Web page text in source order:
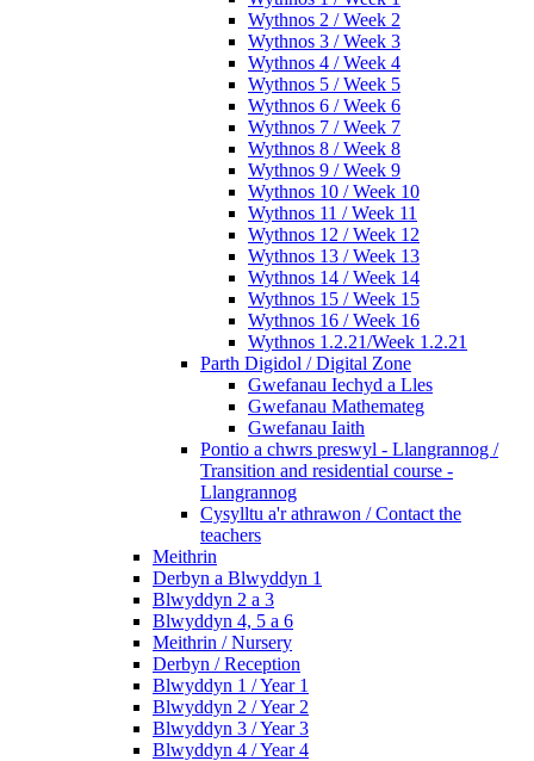
Wythnos 2 / Week 2
Wythnos 3 / Week 3
Wythnos 4 / Week 4
Wythnos 5 / Week 5
Wythnos 6 / Week 6
Wythnos 7 / Week 7
Wythnos 8 / Week 8
Wythnos 9 / Week 9
Wythnos 10 / Week 10
Wythnos 11 / Week 11
Wythnos 12 / Week 12
Wythnos 13 / Week 13
Wythnos 14 / Week 14
Wythnos 15 / Week 15
Wythnos 16 / Week 16
Wythnos 1.2.21/Week 1.2.21
Parth Digidol / Digital Zone
Gwefanau Iechyd a Lles
Gwefanau Mathemateg
Gwefanau Iaith
Pontio a chwrs preswyl - Llangrannog /
Transition and residential course -
Llangrannog
Cysylltu a'r athrawon / Contact the
teachers
Meithrin
Derbyn a Blwyddyn 1
Blwyddyn 2 a 3
Blwyddyn 4, 5 a 6
Meithrin / Nursery
Derbyn / Reception
Blwyddyn 1 / Year 1
Blwyddyn 2 / Year 2
Blwyddyn 3 / Year 3
Blwyddyn 4 / Year 4